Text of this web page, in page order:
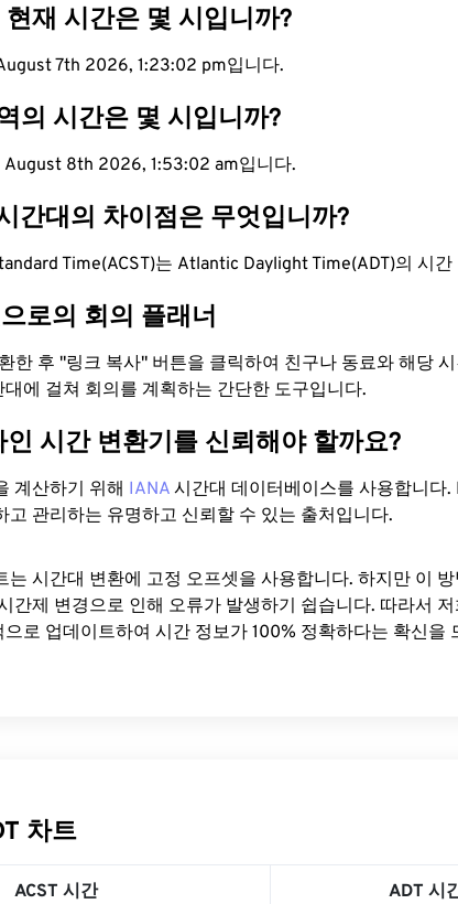
재 시간은 몇 시입니까?
7th 2026, 1:23:03 pm입니다.
의 시간은 몇 시입니까?
August 8th 2026, 1:53:03 am입니다.
간대의 차이점은 무엇입니까?
Time(ACST)는 Atlantic Daylight Time(ADT)의 시
로의 회의 플래너
한 후 "링크 복사" 버튼을 클릭하여 친구나 동료와 해당
에 걸쳐 회의를 계획하는 간단한 도구입니다.
시간 변환기를 신뢰해야 할까요?
계산하기 위해 IANA 시간대 데이터베이스를 사용합니다.
고 관리하는 유명하고 신뢰할 수 있는 출처입니다.
는 시간대 변환에 ​​고정 오프셋을 사용합니다. 하지만 이
간제 변경으로 인해 오류가 발생하기 쉽습니다. 따라서
로 업데이트하여 시간 정보가 100% 정확하다는 확신을
차트
ACST 시간 ADT 시